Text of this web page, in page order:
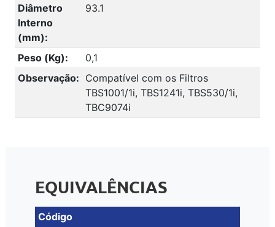
Diâmetro
Interno
(mm):
93.1
Peso (Kg):
0,1
Observação: Compatível com os Filtros
TBS1001/1i, TBS1241i, TBS530/1i,
TBC9074i
EQUIVALÊNCIAS
Código